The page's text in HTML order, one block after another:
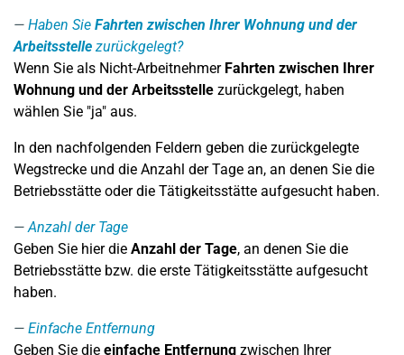
Haben Sie Fahrten zwischen Ihrer Wohnung und der
Arbeitsstelle zurückgelegt?
Wenn Sie als Nicht-Arbeitnehmer Fahrten zwischen Ihrer
Wohnung und der Arbeitsstelle zurückgelegt, haben
wählen Sie "ja" aus.
In den nachfolgenden Feldern geben die zurückgelegte
Wegstrecke und die Anzahl der Tage an, an denen Sie die
Betriebsstätte oder die Tätigkeitsstätte aufgesucht haben.
Anzahl der Tage
Geben Sie hier die Anzahl der Tage, an denen Sie die
Betriebsstätte bzw. die erste Tätigkeitsstätte aufgesucht
haben.
Einfache Entfernung
Geben Sie die einfache Entfernung zwischen Ihrer